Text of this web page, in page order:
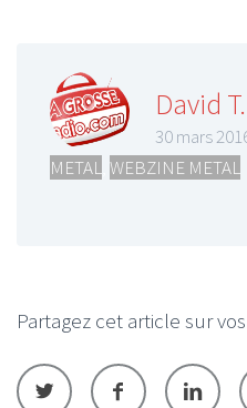
David T.
30 mars
METAL WEBZINE METAL
Partagez cet article sur